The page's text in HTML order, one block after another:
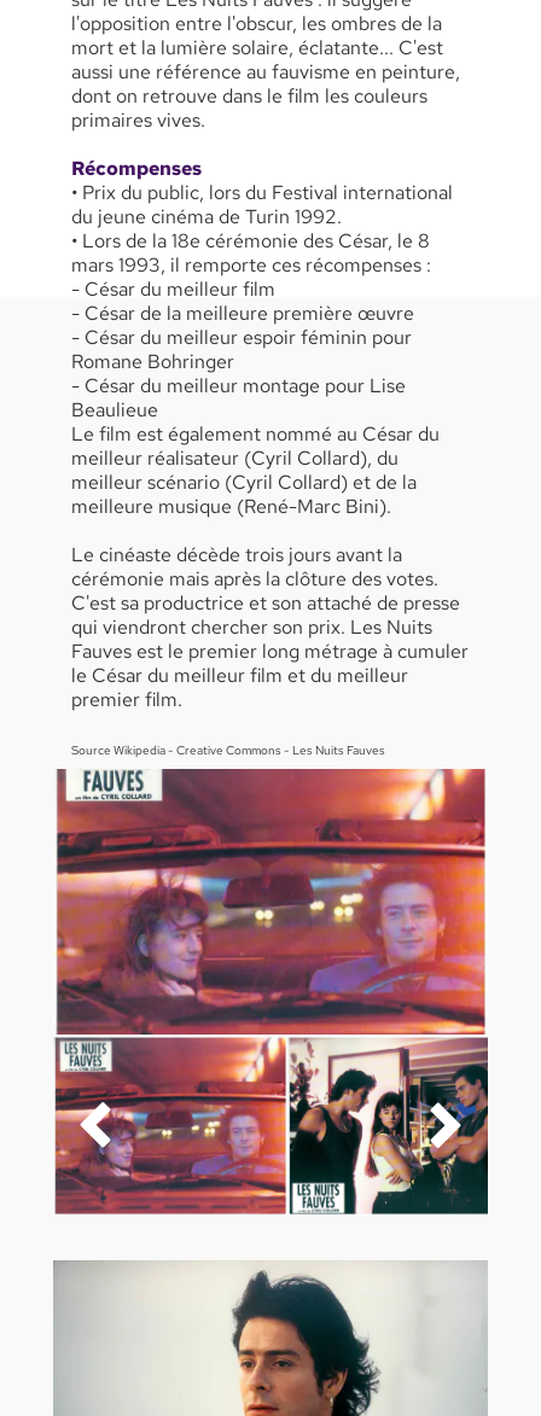
l'opposition entre l'obscur, les ombres de la
mort et la lumière solaire, éclatante... C'est
aussi une référence au fauvisme en peinture,
dont on retrouve dans le film les couleurs
primaires vives.
Récompenses
• Prix du public, lors du Festival international
du jeune cinéma de Turin 1992.
• Lors de la 18e cérémonie des César, le 8
mars 1993, il remporte ces récompenses :
- César du meilleur film
- César de la meilleure première œuvre
- César du meilleur espoir féminin pour
Romane Bohringer
- César du meilleur montage pour Lise
Beaulieue
Le film est également nommé au César du
meilleur réalisateur (Cyril Collard), du
meilleur scénario (Cyril Collard) et de la
meilleure musique (René-Marc Bini).
Le cinéaste décède trois jours avant la
cérémonie mais après la clôture des votes.
C'est sa productrice et son attaché de presse
qui viendront chercher son prix. Les Nuits
Fauves est le premier long métrage à cumuler
le César du meilleur film et du meilleur
premier film.
Source Wikipedia - Creative Commons - Les Nuits Fauves
 